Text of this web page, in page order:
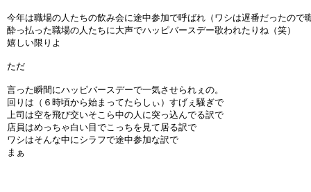
今年は職場の人たちの飲み会に途中参加で呼ばれ（ワシは遅番だったので
酔っ払った職場の人たちに大声でハッピバースデー歌われたりね（笑）
嬉しい限りよ
ただ
言った瞬間にハッピバースデーで一気させられぇの。
回りは（６時頃から始まってたらしぃ）すげぇ騒ぎで
上司は空を飛び交いそこら中の人に突っ込んでる訳で
店員はめっちゃ白い目でこっちを見て居る訳で
ワシはそんな中にシラフで途中参加な訳で
まぁ